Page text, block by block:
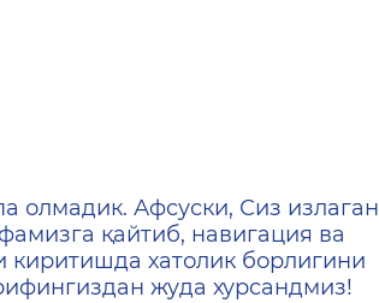
олмадик. Афсуски, Сиз излаган
қайтиб, навигация ва
хатолик борлигини
жуда хурсандмиз!